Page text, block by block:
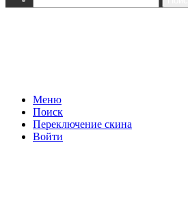
Меню
Поиск
Переключение скина
Войти